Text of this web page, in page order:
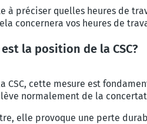
à préciser quelles heures de
concernera vos heures de
la position de la CSC?
CSC, cette mesure est
normalement de la
elle provoque une perte